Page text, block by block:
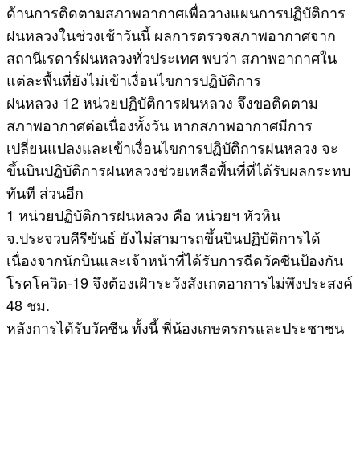
ด้านการติดตามสภาพอากาศเพื่อวางแผนการปฏิบัติการ
ฝนหลวงในช่วงเช้าวันนี้ ผลการตรวจสภาพอากาศจาก
สถานีเรดาร์ฝนหลวงทั่วประเทศ พบว่า สภาพอากาศใน
แต่ละพื้นที่ยังไม่เข้าเงื่อนไขการปฏิบัติการ
ฝนหลวง 12 หน่วยปฏิบัติการฝนหลวง จึงขอติดตาม
สภาพอากาศต่อเนื่องทั้งวัน หากสภาพอากาศมีการ
เปลี่ยนแปลงและเข้าเงื่อนไขการปฏิบัติการฝนหลวง จะ
ขึ้นบินปฏิบัติการฝนหลวงช่วยเหลือพื้นที่ที่ได้รับผลกระทบ
ทันที ส่วนอีก
1 หน่วยปฏิบัติการฝนหลวง คือ หน่วยฯ หัวหิน
จ.ประจวบคีรีขันธ์ ยังไม่สามารถขึ้นบินปฏิบัติการได้
เนื่องจากนักบินและเจ้าหน้าที่ได้รับการฉีดวัคซีนป้องกัน
โรคโควิด-19 จึงต้องเฝ้าระวังสังเกตอาการไม่พึงประสงค์
48 ชม.
หลังการได้รับวัคซีน ทั้งนี้ พี่น้องเกษตรกรและประชาชน